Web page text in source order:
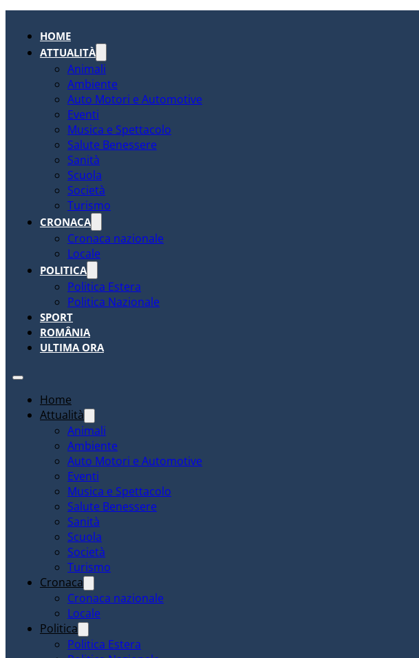
HOME
ATTUALITÀ
Animali
Ambiente
Auto Motori e Automotive
Eventi
Musica e Spettacolo
Salute Benessere
Sanità
Scuola
Società
Turismo
CRONACA
Cronaca nazionale
Locale
POLITICA
Politica Estera
Politica Nazionale
SPORT
ROMÂNIA
ULTIMA ORA
Home
Attualità
Animali
Ambiente
Auto Motori e Automotive
Eventi
Musica e Spettacolo
Salute Benessere
Sanità
Scuola
Società
Turismo
Cronaca
Cronaca nazionale
Locale
Politica
Politica Estera